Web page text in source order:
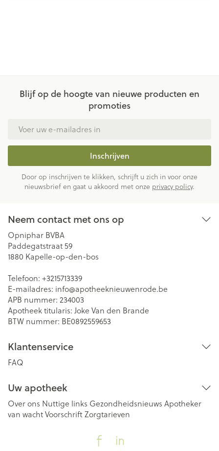
Blijf op de hoogte van nieuwe producten en
promoties
Inschrijven
Door op inschrijven te klikken, schrijft u zich in voor onze
nieuwsbrief en gaat u akkoord met onze privacy policy.
Neem contact met ons op
Opniphar BVBA
Paddegatstraat 59
1880 Kapelle-op-den-bos
Telefoon: +3215713339
E-mailadres: info@apotheeknieuwenrode.be
APB nummer: 234003
Apotheek titularis: Joke Van den Brande
BTW nummer: BE0892559653
Klantenservice
FAQ
Uw apotheek
Over ons Nuttige links Gezondheidsnieuws Apotheker
van wachtVoorschriftZorgtarieven